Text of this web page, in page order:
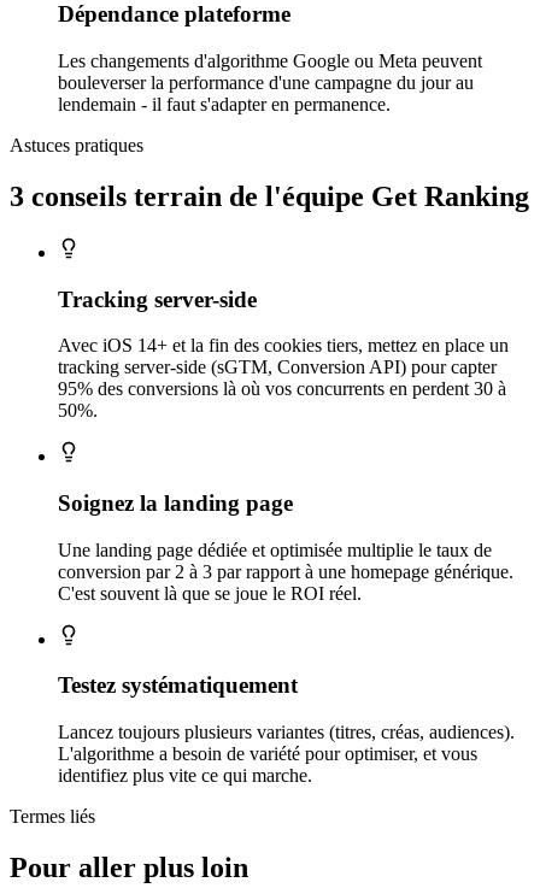
Dépendance plateforme
Les changements d'algorithme Google ou Meta peuvent
bouleverser la performance d'une campagne du jour au
lendemain - il faut s'adapter en permanence.
Astuces pratiques
3 conseils terrain de l'équipe Get Ranking
Tracking server-side
Avec iOS 14+ et la fin des cookies tiers, mettez en place un
tracking server-side (sGTM, Conversion API) pour capter
95% des conversions là où vos concurrents en perdent 30 à
50%.
Soignez la landing page
Une landing page dédiée et optimisée multiplie le taux de
conversion par 2 à 3 par rapport à une homepage générique.
C'est souvent là que se joue le ROI réel.
Testez systématiquement
Lancez toujours plusieurs variantes (titres, créas, audiences).
L'algorithme a besoin de variété pour optimiser, et vous
identifiez plus vite ce qui marche.
Termes liés
Pour aller plus loin